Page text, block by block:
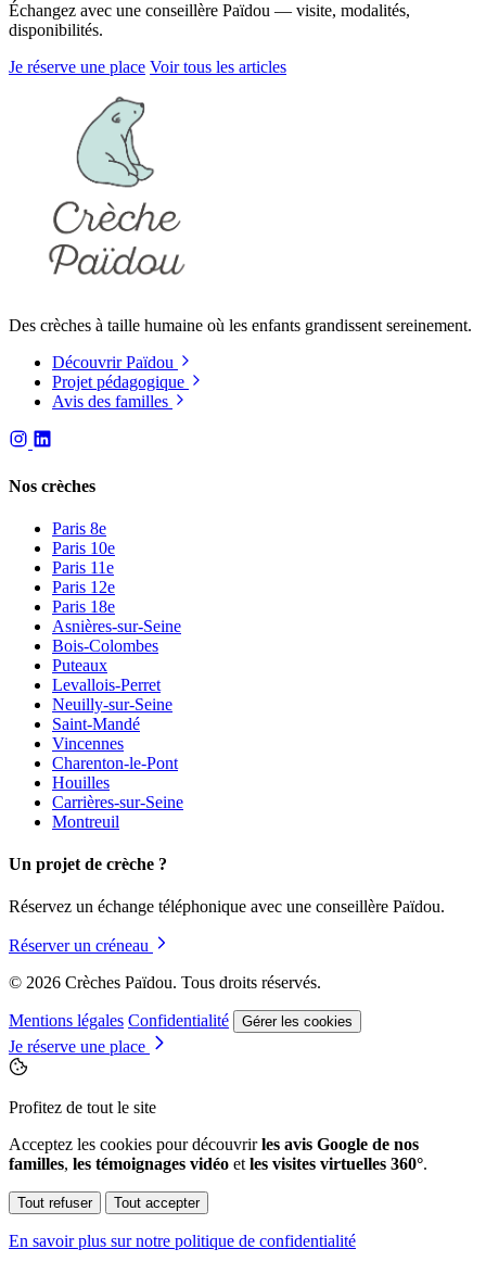
Échangez avec une conseillère Païdou — visite, modalités,
disponibilités.
Je réserve une place Voir tous les articles
Des crèches à taille humaine où les enfants grandissent sereinement.
Découvrir Païdou
Projet pédagogique
Avis des familles
Nos crèches
Paris 8e
Paris 10e
Paris 11e
Paris 12e
Paris 18e
Asnières-sur-Seine
Bois-Colombes
Puteaux
Levallois-Perret
Neuilly-sur-Seine
Saint-Mandé
Vincennes
Charenton-le-Pont
Houilles
Carrières-sur-Seine
Montreuil
Un projet de crèche ?
Réservez un échange téléphonique avec une conseillère Païdou.
Réserver un créneau
© 2026 Crèches Païdou. Tous droits réservés.
Mentions légales Confidentialité Gérer les cookies
Je réserve une place
Profitez de tout le site
Acceptez les cookies pour découvrirles avis Google de nos
familles, les témoignages vidéo etles visites virtuelles 360°.
Tout refuser Tout accepter
En savoir plus sur notre politique de confidentialité